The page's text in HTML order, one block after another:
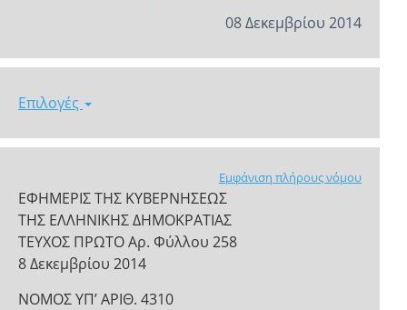
08 Δεκεμβρίου 2014
Επιλογές
Εμφάνιση πλήρους νόμου
ΕΦΗΜΕΡΙΣ ΤΗΣ ΚΥΒΕΡΝΗΣΕΩΣ
ΤΗΣ ΕΛΛΗΝΙΚΗΣ ΔΗΜΟΚΡΑΤΙΑΣ
ΤΕΥΧΟΣ ΠΡΩΤΟ Αρ. Φύλλου 258
8 Δεκεμβρίου 2014
NOMOΣ ΥΠ’ ΑΡΙΘ. 4310